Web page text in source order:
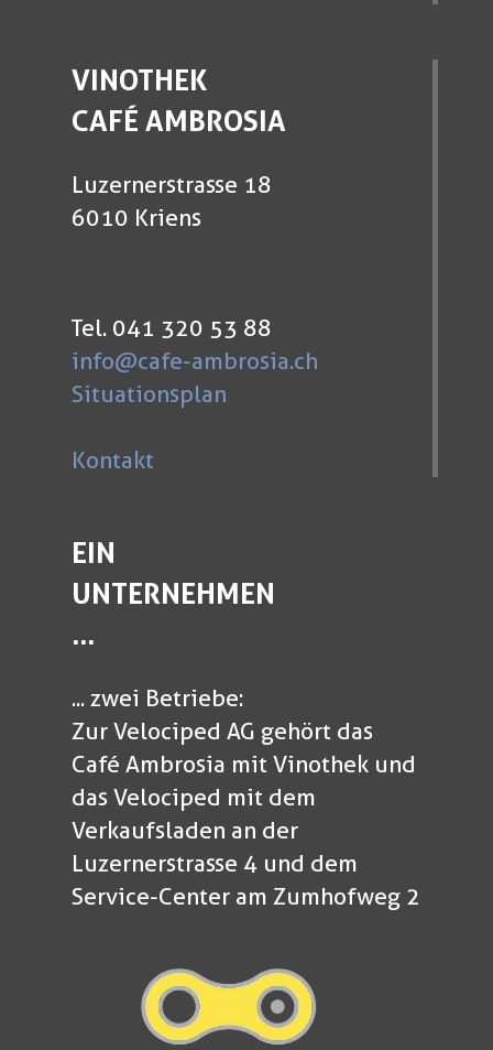
VINOTHEK
CAFÉ AMBROSIA
Luzernerstrasse 18
6010 Kriens
Tel. 041 320 53 88
info@cafe-ambrosia.ch
Situationsplan
Kontakt
EIN
UNTERNEHMEN
...
... zwei Betriebe:
Zur Velociped AG gehört das
Café Ambrosia mit Vinothek und
das Velociped mit dem
Verkaufsladen an der
Luzernerstrasse 4 und dem
Service-Center am Zumhofweg 2